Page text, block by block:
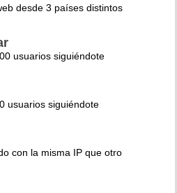
desde 3 países distintos
usuarios siguiéndote
usuarios siguiéndote
con la misma IP que otro